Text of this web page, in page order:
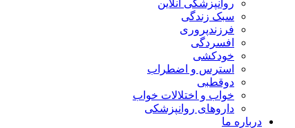
روانپزشکی آنلاین
سبک زندگی
فرزندپروری
افسردگی
خودکشی
استرس و اضطراب
دوقطبی
خواب و اختلالات خواب
داروهای روانپزشکی
درباره ما